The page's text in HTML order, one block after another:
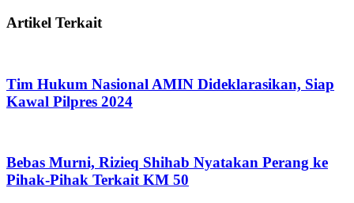
Artikel Terkait
Tim Hukum Nasional AMIN Dideklarasikan, Siap
Kawal Pilpres 2024
Bebas Murni, Rizieq Shihab Nyatakan Perang ke
Pihak-Pihak Terkait KM 50